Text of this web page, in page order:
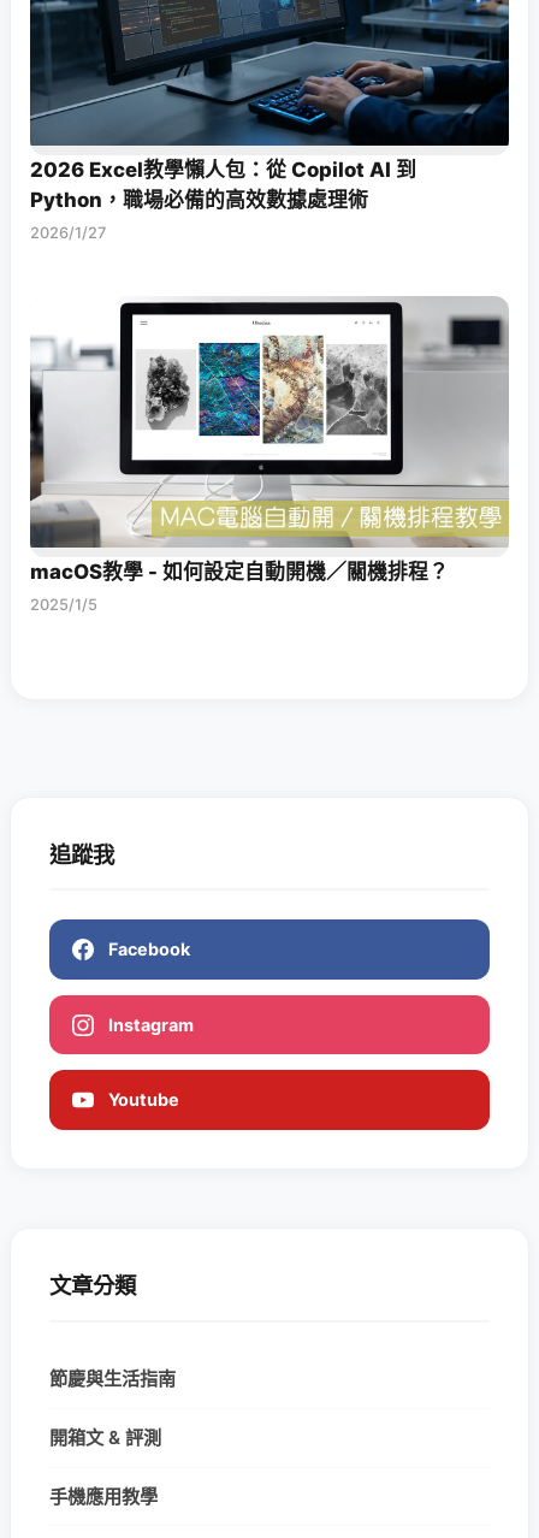
2026 Excel教學懶人包：從 Copilot AI 到
Python，職場必備的高效數據處理術
2026/1/27
macOS教學 - 如何設定自動開機／關機排程？
2025/1/5
追蹤我
Facebook
Instagram
Youtube
文章分類
節慶與生活指南
開箱文 & 評測
手機應用教學